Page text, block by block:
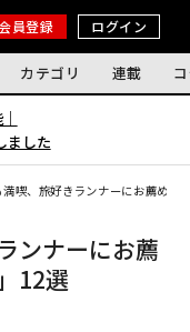
員登録 ログイン
カテゴリ 連載
ました
喫、旅好きランナーにお薦めの
ンナーにお薦
12選